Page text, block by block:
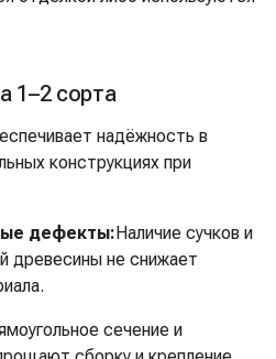
1–2 сорта
надёжность в
конструкциях при
дефекты: Наличие сучков и
древесины не снижает
сечение и